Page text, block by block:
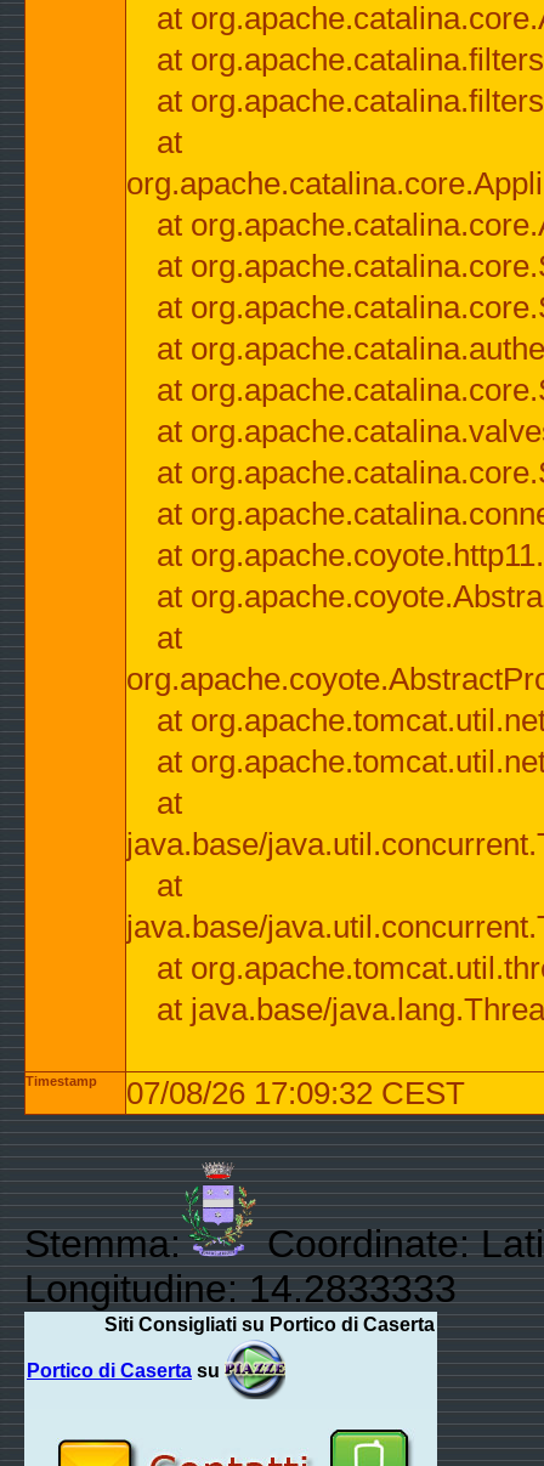
at
at
at
at
at
at
at
at
at
at
at
at
at
at
at
at
at
at
java.base/
at
java.base/
at
at java.base/
Timestamp 07/08/26 17:09:32 CEST
Stemma:
Coordinate:
Longitudine: 14.2833333
Siti Consigliati su Portico di Caserta
Portico di Caserta su